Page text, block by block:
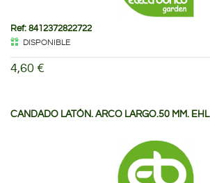
Ref: 8412372822722
DISPONIBLE
4,60 €
CANDADO LATÓN. ARCO LARGO.50 MM. EHL